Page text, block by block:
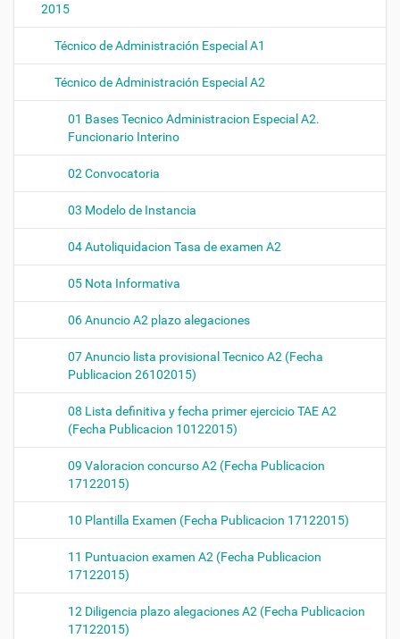
2015
Técnico de Administración Especial A1
Técnico de Administración Especial A2
01 Bases Tecnico Administracion Especial A2.
Funcionario Interino
02 Convocatoria
03 Modelo de Instancia
04 Autoliquidacion Tasa de examen A2
05 Nota Informativa
06 Anuncio A2 plazo alegaciones
07 Anuncio lista provisional Tecnico A2 (Fecha
Publicacion 26102015)
08 Lista definitiva y fecha primer ejercicio TAE A2
(Fecha Publicacion 10122015)
09 Valoracion concurso A2 (Fecha Publicacion
17122015)
10 Plantilla Examen (Fecha Publicacion 17122015)
11 Puntuacion examen A2 (Fecha Publicacion
17122015)
12 Diligencia plazo alegaciones A2 (Fecha Publicacion
17122015)